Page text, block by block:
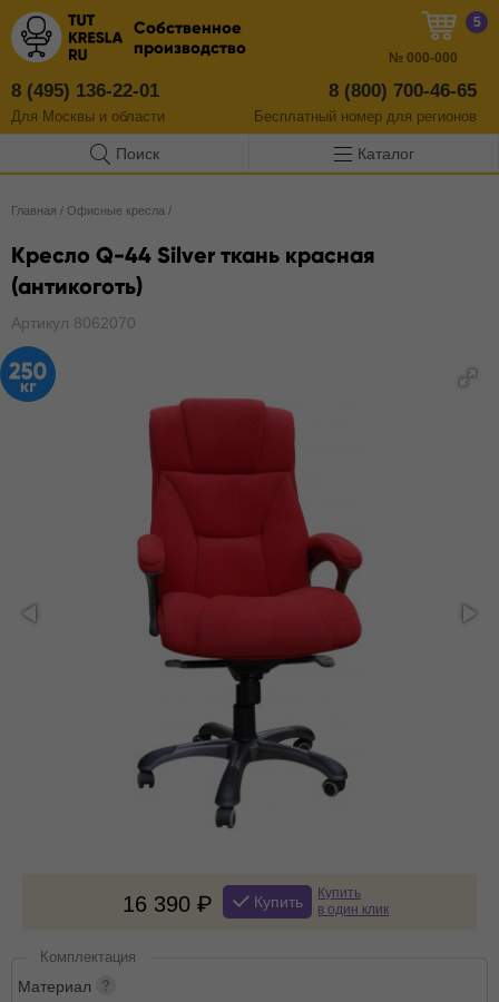
Собственное
производство
8 (495) 136-22-01
Для Москвы и области
8 (800) 700-46-65
Бесплатный номер для регионов
5
№ 000-000
Поиск Каталог
Главная / Офисные кресла /
Кресло Q-44 Silver ткань красная
(антикоготь)
Артикул 8062070
16 390 Купить
Купить
в один клик
Комплектация
Материал